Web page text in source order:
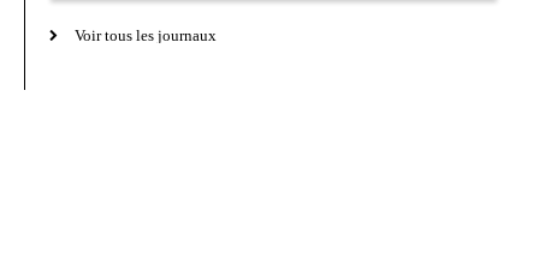
Voir tous les journaux